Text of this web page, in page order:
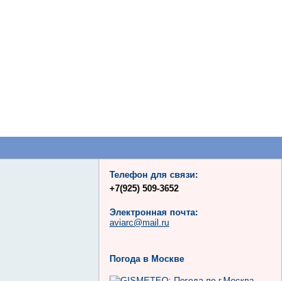
Телефон для связи:
+7(925) 509-3652
Электронная почта:
aviarc@mail.ru
Погода в Москве